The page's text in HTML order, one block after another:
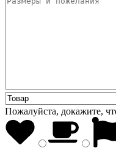
Пожалуйста, докажите,